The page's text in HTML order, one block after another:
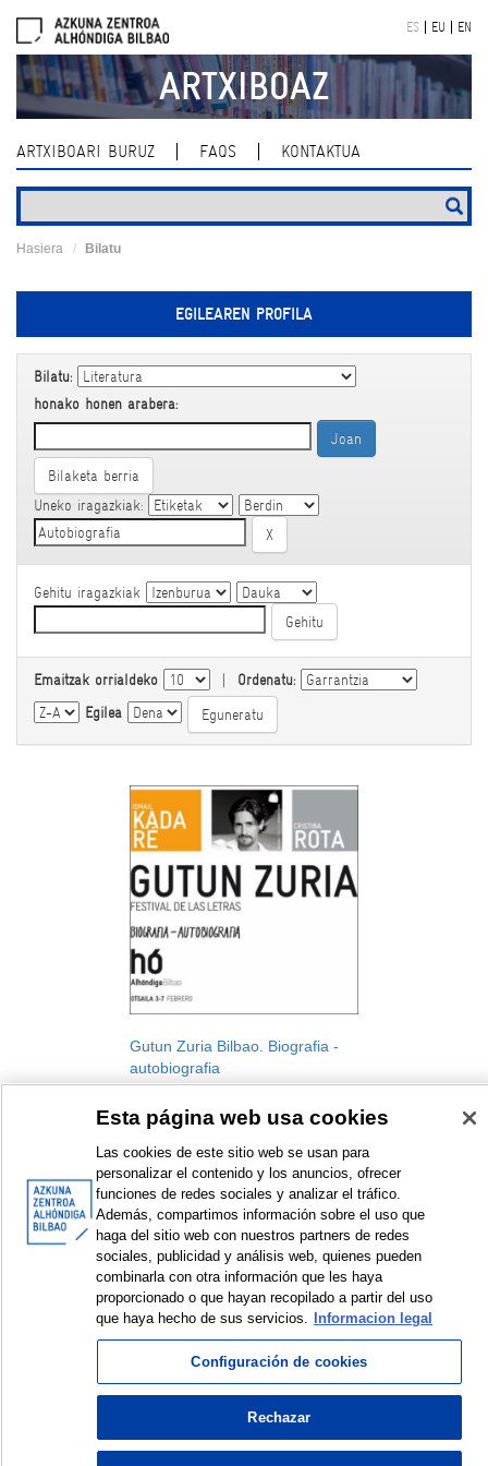
navigation
ES EU EN
ARTXIBOAZ
ARTXIBOARI BURUZ FAQS KONTAKTUA
Hasiera Bilatu
EGILEAREN PROFILA
Bilatu:
honako honen arabera:
Bilaketa berria
Uneko iragazkiak:
Gehitu iragazkiak
Emaitzak orrialdeko | Ordenatu:
Egilea
Gutun Zuria Bilbao. Biografia -
autobiografia
Nazioarteko Jaialdia
2009
Erakusten diren elementuak: 1 a 1 de 1
© Azkuna Zentroa - Alhóndiga Bilbao
Esta página web usa cookies
Las cookies de este sitio web se usan para
personalizar el contenido y los anuncios, ofrecer
funciones de redes sociales y analizar el tráfico.
Además, compartimos información sobre el uso que
haga del sitio web con nuestros partners de redes
sociales, publicidad y análisis web, quienes pueden
combinarla con otra información que les haya
proporcionado o que hayan recopilado a partir del uso
que haya hecho de sus servicios.
Informacion legal
Configuración de cookies
Rechazar